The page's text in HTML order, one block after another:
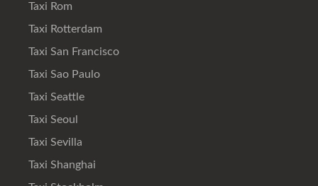
Taxi Rom
Taxi Rotterdam
Taxi San Francisco
Taxi Sao Paulo
Taxi Seattle
Taxi Seoul
Taxi Sevilla
Taxi Shanghai